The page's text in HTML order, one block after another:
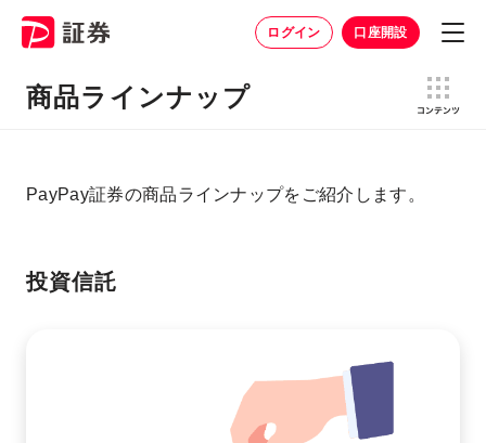
ログイン 口座開設
商品ラインナップ
PayPay証券の商品ラインナップをご紹介します。
投資信託